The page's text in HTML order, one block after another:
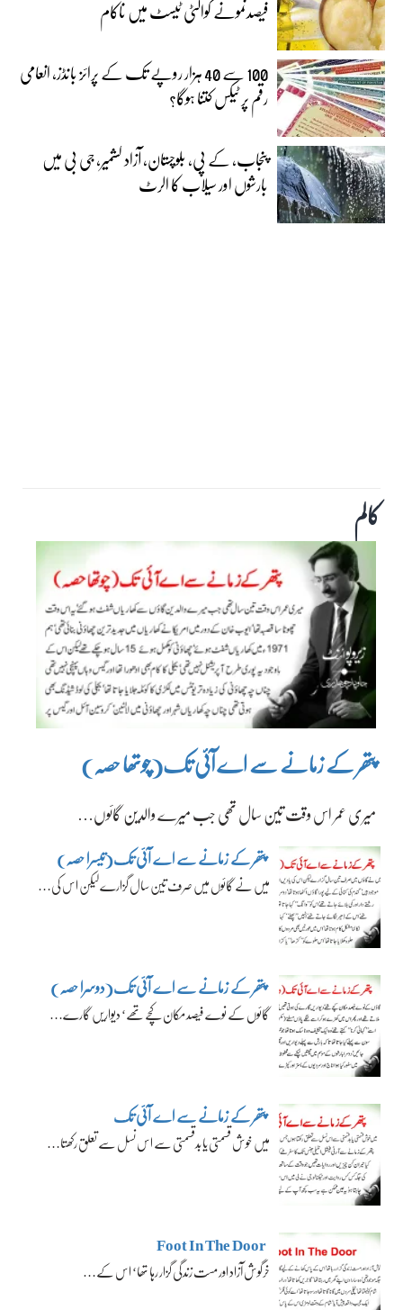
فیصدنمونے کوالٹی ٹیسٹ میں ناکام
100 سے 40 ہزار روپے تک کے پرائز بانڈز، انعامی
رقم پر ٹیکس کتنا ہوگا؟
پنجاب، کے پی، بلوچستان، آزاد کشمیر، جی بی میں
بارشوں اور سیلاب کا الرٹ
کالم
پتھر کے زمانے سے اے آئی تک(چوتھا حصہ)
میری عمر اس وقت تین سال تھی جب میرے والدین گائوں…
پتھر کے زمانے سے اے آئی تک(تیسرا حصہ)
میں نے گائوں میں صرف تین سال گزارے لیکن اس کی…
پتھر کے زمانے سے اے آئی تک(دوسرا حصہ)
گائوں کے نوے فیصد مکان کچے تھے‘ دیواریں گارے…
پتھر کے زمانے سے اے آئی تک
میں خوش قسمتی یا بدقسمتی سے اس نسل سے تعلق رکھتا…
Foot In The Door
خرگوش آزاد اور مست زندگی گزار رہا تھا‘ اس کے…